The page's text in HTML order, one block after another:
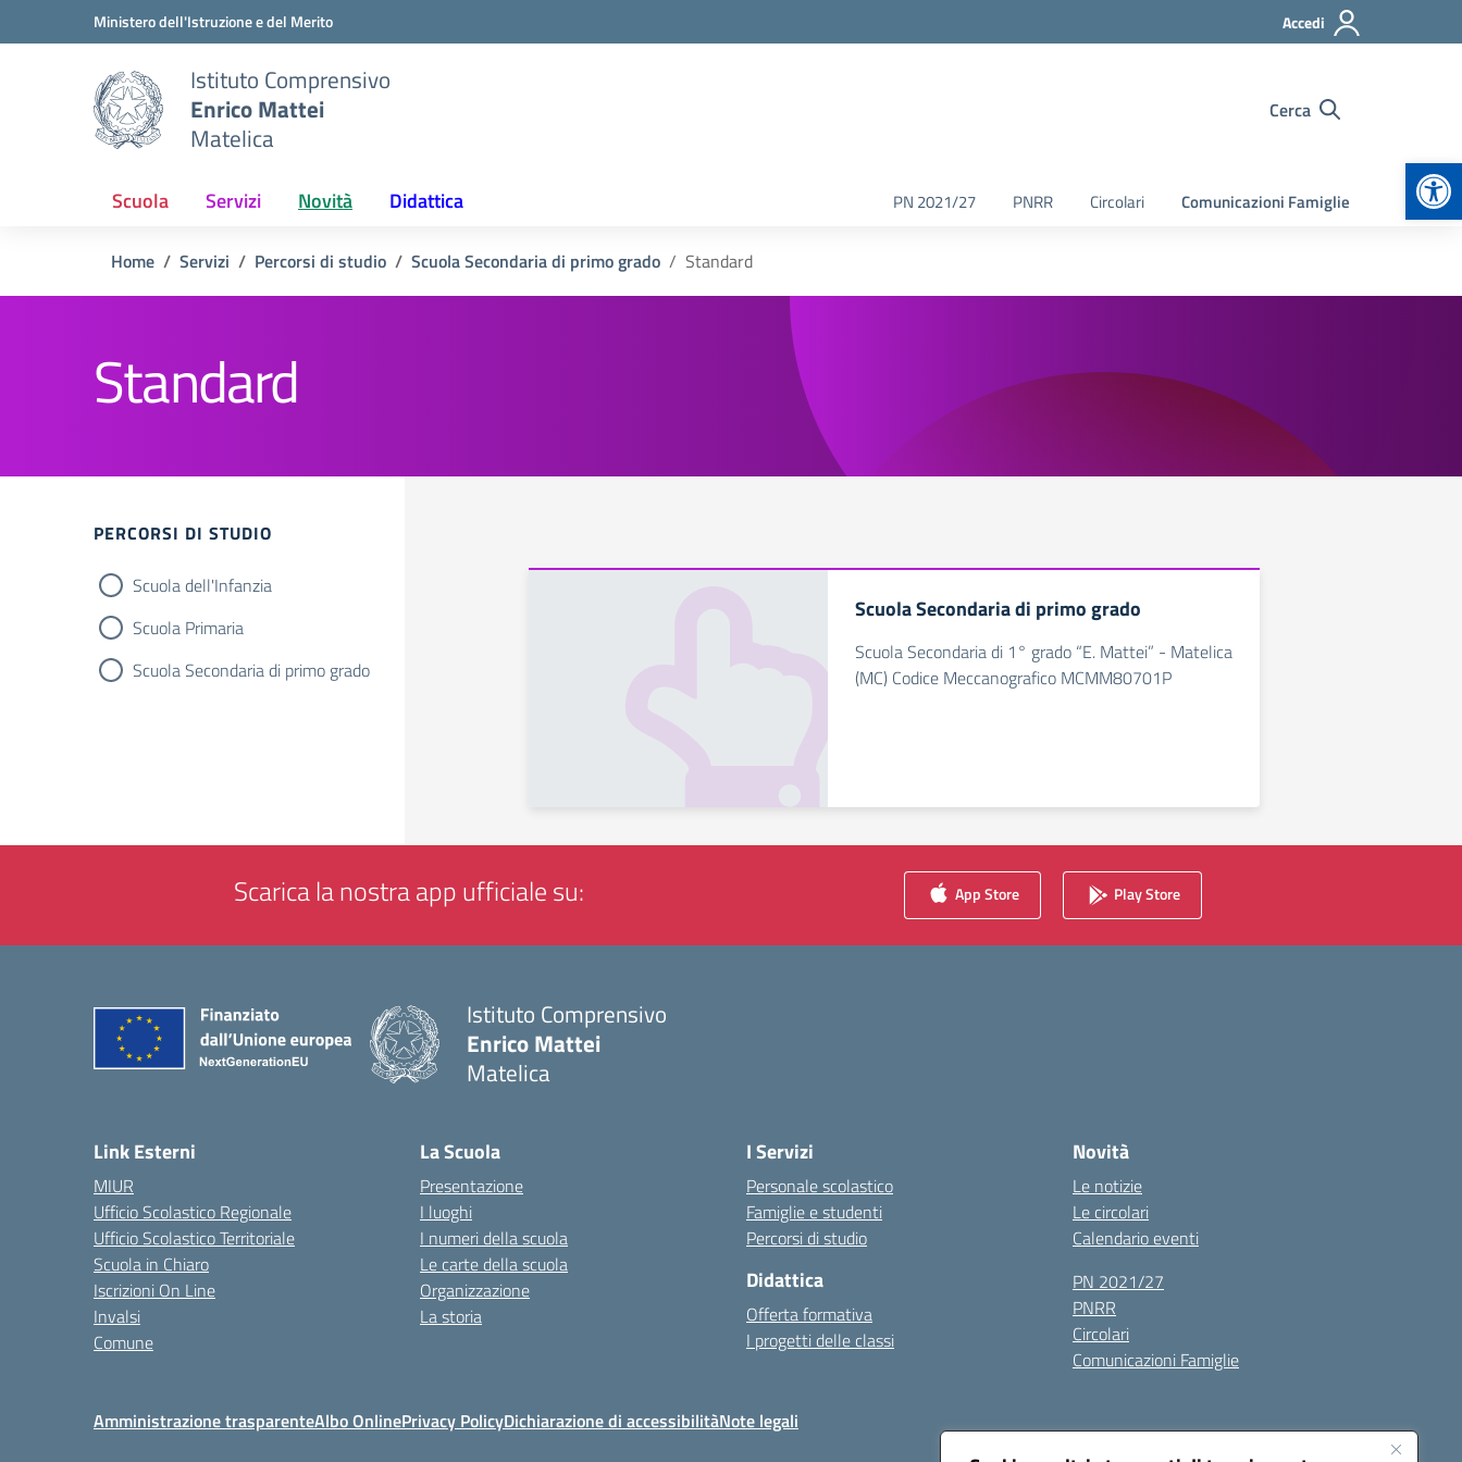
Vai ai contenuti
Vai al menu di navigazioneMinistero dell'Istruzione e del Merito Accedi
Istituto Comprensivo
Enrico Mattei
Matelica
Cerca
Scuola Servizi Novità Didattica PN 2021/27 PNRR Circolari Comunicazioni Famiglie
Home Servizi Percorsi di studio Scuola Secondaria di primo grado Standard
Standard
Filtri
PERCORSI DI STUDIO
Scuola dell'Infanzia
Scuola Primaria
Scuola Secondaria di primo grado
Scuola Secondaria di primo grado
Scuola Secondaria di 1° grado “E. Mattei” - Matelica
(MC) Codice Meccanografico MCMM80701P
Scarica la nostra app ufficiale su: App Store Play Store
Istituto Comprensivo
Enrico Mattei
Matelica
Link Esterni
MIUR
Ufficio Scolastico Regionale
Ufficio Scolastico Territoriale
Scuola in Chiaro
Iscrizioni On Line
Invalsi
Comune
La Scuola
Presentazione
I luoghi
I numeri della scuola
Le carte della scuola
Organizzazione
La storia
I Servizi
Personale scolastico
Famiglie e studenti
Percorsi di studio
Didattica
Offerta formativa
I progetti delle classi
Novità
Le notizie
Le circolari
Calendario eventi
PN 2021/27
PNRR
Circolari
Comunicazioni Famiglie
Amministrazione trasparenteAlbo OnlinePrivacy PolicyDichiarazione di accessibilitàNote legali